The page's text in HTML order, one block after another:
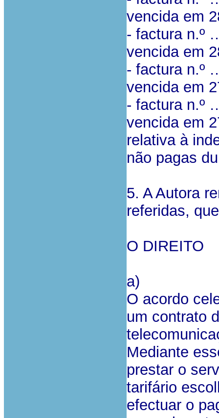
vencida em
- factura
vencida em
- factura
vencida em
- factura
vencida em
relativa à
não pagas
5. A Autora
referidas,
O DIREITO
a)
O acordo
um contrato
Mediante
prestar o
tarifário
efectuar o